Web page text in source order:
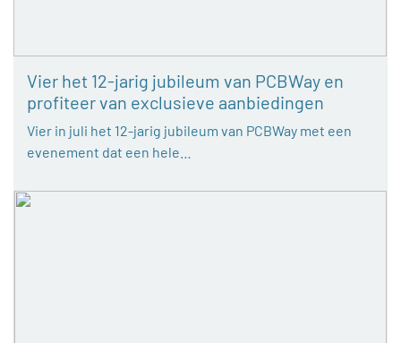
Vier het 12-jarig jubileum van PCBWay en
profiteer van exclusieve aanbiedingen
Vier in juli het 12-jarig jubileum van PCBWay met een
evenement dat een hele…